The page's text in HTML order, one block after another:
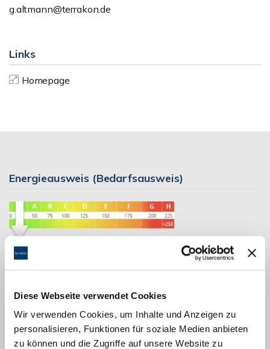
Diese Webseite verwendet Cookies
Wir verwenden Cookies, um Inhalte und Anzeigen zu
personalisieren, Funktionen für soziale Medien anbieten
zu können und die Zugriffe auf unsere Website zu
g.altmann@terrakon.de
Links
Homepage
Energieausweis (Bedarfsausweis)
Weitere Informationen